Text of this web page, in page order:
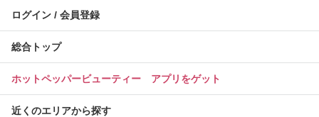
ログイン / 会員登録
総合トップ
ホットペッパービューティー アプリをゲット
近くのエリアから探す